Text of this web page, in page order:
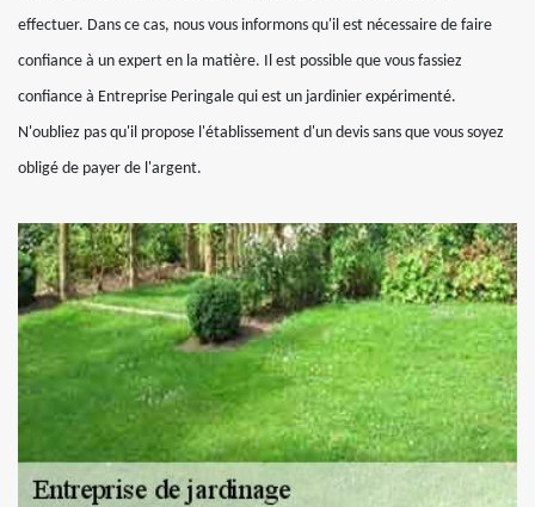
effectuer. Dans ce cas, nous vous informons qu'il est nécessaire de faire
confiance à un expert en la matière. Il est possible que vous fassiez
confiance à Entreprise Peringale qui est un jardinier expérimenté.
N'oubliez pas qu'il propose l'établissement d'un devis sans que vous soyez
obligé de payer de l'argent.